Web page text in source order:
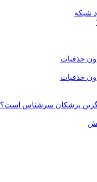
پزشکان سرشناس است؟